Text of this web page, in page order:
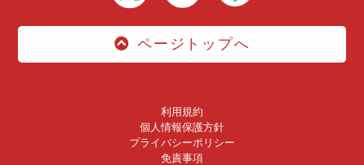
ページトップへ
利用規約
個人情報保護方針
プライバシーポリシー
免責事項